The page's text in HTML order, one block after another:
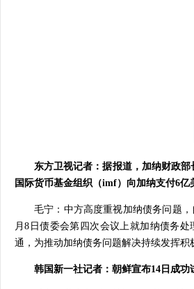
东方卫视记者：据报道，加纳财政
国际货币基金组织（imf）向加纳支付6
毛宁：中方高度重视加纳债务问题
月8日债委会第四次会议上就加纳债务
通，为推动加纳债务问题解决持续发挥积
韩国新一社记者：朝鲜宣布14日成